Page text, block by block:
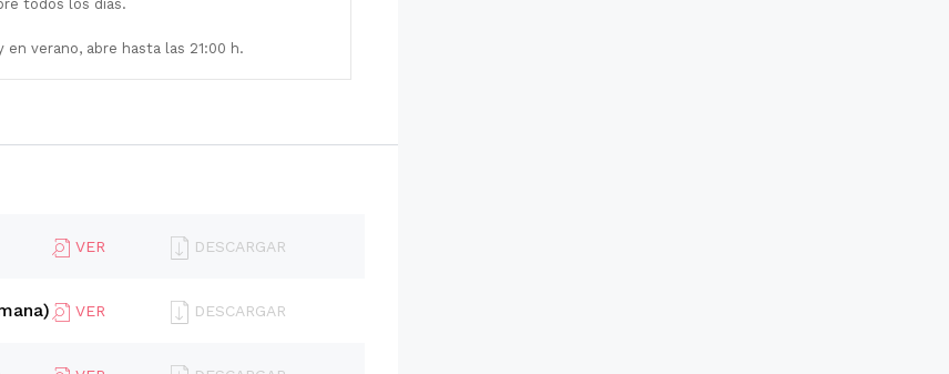
todos los días.
en verano, abre hasta las 21:00 h.
VER DESCARGAR
VER DESCARGAR